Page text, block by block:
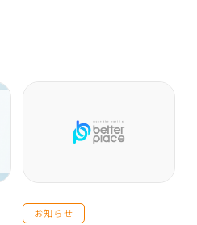
お知らせ